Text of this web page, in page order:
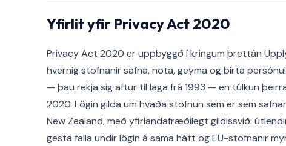
Yfirlit yfir Privacy Act 2020
Privacy Act 2020 er uppbyggð í kringum þrettán
hvernig stofnanir safna, nota, geyma og birta
— þau rekja sig aftur til laga frá 1993 — en túlkun
2020. Lögin gilda um hvaða stofnun sem er sem
New Zealand, með yfirlandafræðilegt gildissvið:
gesta falla undir lögin á sama hátt og EU-stofnanir